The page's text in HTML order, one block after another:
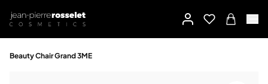
Beauty Chair Grand 3ME